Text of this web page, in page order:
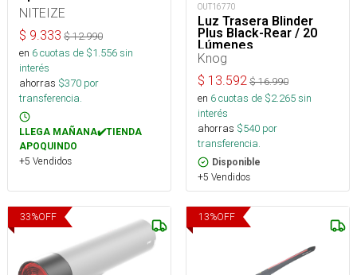
NITEIZE
$ 9.333 $12.990
en 6cuotas de $1.556sin
interés
ahorras $370 por
transferencia.
LLEGA MAÑANA✔️TIENDA
APOQUINDO
+5 Vendidos
OUT16770
Luz Trasera Blinder
Plus Black-Rear / 20
Lúmenes
Knog
$ 13.592 $16.990
en 6cuotas de $2.265sin
interés
ahorras $540 por
transferencia.
Disponible
+5 Vendidos
33%OFF 13%OFF